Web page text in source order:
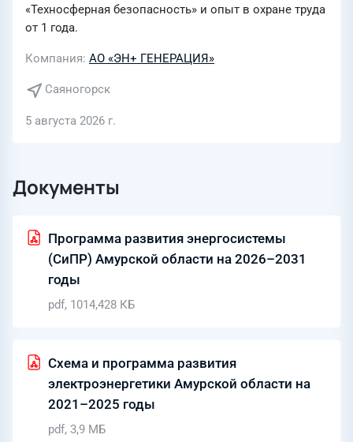
«Техносферная безопасность» и опыт в охране труда
от 1 года.
Компания АО «ЭН+ ГЕНЕРАЦИЯ»
Саяногорск
5 августа 2026 г.
Документы
Программа развития энергосистемы
(СиПР) Амурской области на 2026–2031
годы
pdf, 1014,428 КБ
Схема и программа развития
электроэнергетики Амурской области на
2021–2025 годы
pdf, 3,9 МБ